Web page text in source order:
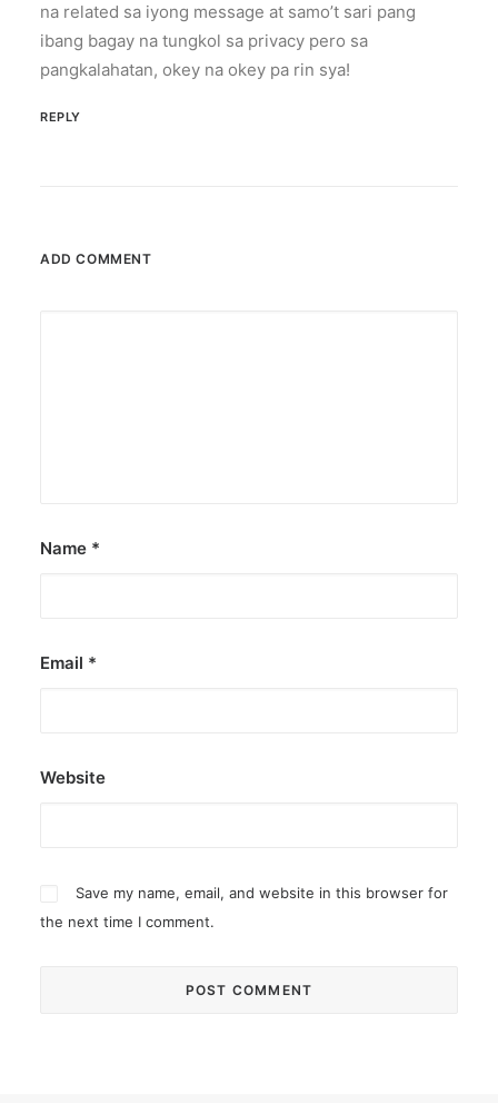
na related sa iyong message at samo’t sari pang
ibang bagay na tungkol sa privacy pero sa
pangkalahatan, okey na okey pa rin sya!
REPLY
ADD COMMENT
Name *
Email *
Website
Save my name, email, and website in this browser for
the next time I comment.